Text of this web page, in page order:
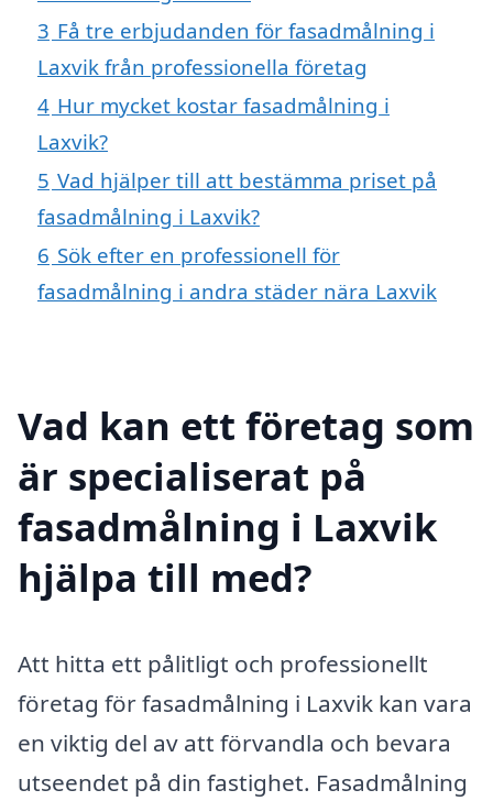
3 Få tre erbjudanden för fasadmålning i
Laxvik från professionella företag
4 Hur mycket kostar fasadmålning i
Laxvik?
5 Vad hjälper till att bestämma priset på
fasadmålning i Laxvik?
6 Sök efter en professionell för
fasadmålning i andra städer nära Laxvik
Vad kan ett företag som
är specialiserat på
fasadmålning i Laxvik
hjälpa till med?
Att hitta ett pålitligt och professionellt
företag för fasadmålning i Laxvik kan vara
en viktig del av att förvandla och bevara
utseendet på din fastighet. Fasadmålning